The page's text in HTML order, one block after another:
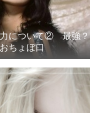
力について② 最強？
ちょぼ口